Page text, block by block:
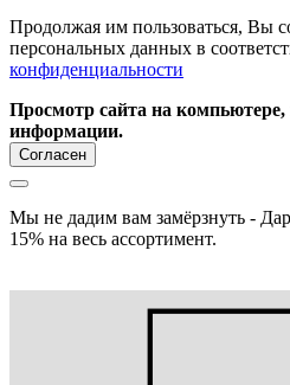
Продолжая им пользоваться, Вы
персональных данных в
конфиденциальности
Просмотр сайта на
информации.
Согласен
Мы не дадим вам замёрзнуть -
15% на весь ассортимент.